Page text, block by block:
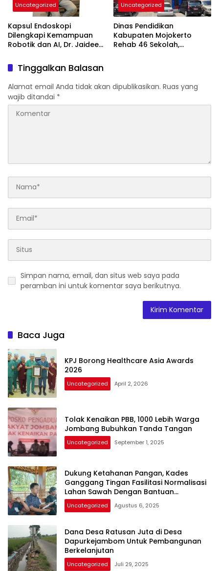
Uncategorized
Kapsul Endoskopi
Dilengkapi Kemampuan
Robotik dan AI, Dr. Jaideep
Perlu Pembiusan
Uncategorized
Dinas Pendidikan
Kabupaten Mojokerto
Rehab 46 Sekolah,
Tinggalkan Balasan
Alamat email Anda tidak akan dipublikasikan. Ruas yang
wajib ditandai *
Simpan nama, email, dan situs web saya pada
peramban ini untuk komentar saya berikutnya.
Baca Juga
KPJ Borong Healthcare Asia Awards
2026
Uncategorized April 2, 2026
Tolak Kenaikan PBB, 1000 Lebih Warga
Jombang Bubuhkan Tanda Tangan
Uncategorized September 1, 2025
Dukung Ketahanan Pangan, Kades
Ganggang Tingan Fasilitasi Normalisasi
Lahan Sawah Dengan Bantuan
Pengusaha
Uncategorized Agustus 6, 2025
Dana Desa Ratusan Juta di Desa
Dapurkejambom Untuk Pembangunan
Berkelanjutan
Uncategorized Juli 29, 2025